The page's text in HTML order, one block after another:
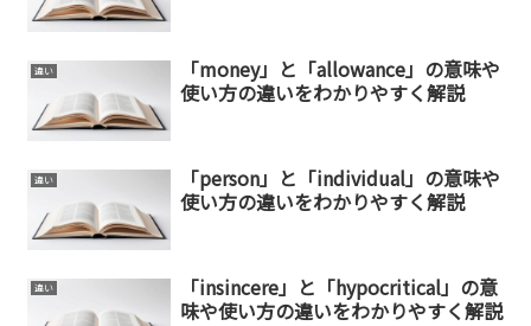
違い
「money」と「allowance」の意味や
使い方の違いをわかりやすく解説
違い
「person」と「individual」の意味や
使い方の違いをわかりやすく解説
違い
「insincere」と「hypocritical」の意
味や使い方の違いをわかりやすく解説